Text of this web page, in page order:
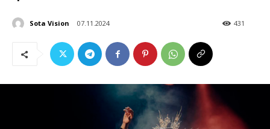
Sota Vision 07.11.2024 431